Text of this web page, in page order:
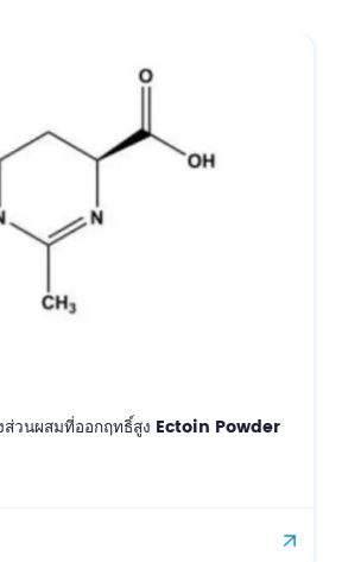
วนผสมที่ออกฤทธิ์สูง Ectoin Powder